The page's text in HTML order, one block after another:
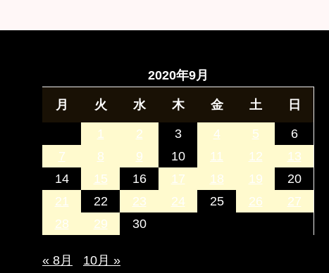
2020年9月
月 火 水 木 金 土 日
1 2 3 4 5
6
7
8 9 10 11 12
13
14
15 16 17 18 19
20
21
22 23 24 25 26
27
28
29 30
« 8月 10月 »